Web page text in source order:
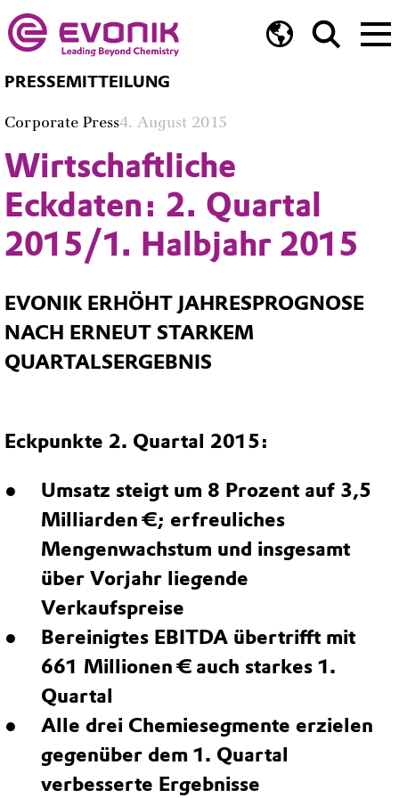
PRESSEMITTEILUNG
Corporate Press4. August 2015
Wirtschaftliche
Eckdaten: 2. Quartal
2015/1. Halbjahr 2015
EVONIK ERHÖHT JAHRESPROGNOSE
NACH ERNEUT STARKEM
QUARTALSERGEBNIS
Eckpunkte 2. Quartal 2015:
Umsatz steigt um 8 Prozent auf 3,5
Milliarden €; erfreuliches
Mengenwachstum und insgesamt
über Vorjahr liegende
Verkaufspreise
Bereinigtes EBITDA übertrifft mit
661 Millionen € auch starkes 1.
Quartal
Alle drei Chemiesegmente erzielen
gegenüber dem 1. Quartal
verbesserte Ergebnisse